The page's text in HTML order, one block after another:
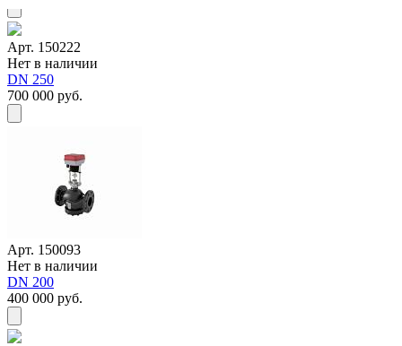
Арт. 150222
Нет в наличии
DN 250
700 000 руб.
Арт. 150093
Нет в наличии
DN 200
400 000 руб.